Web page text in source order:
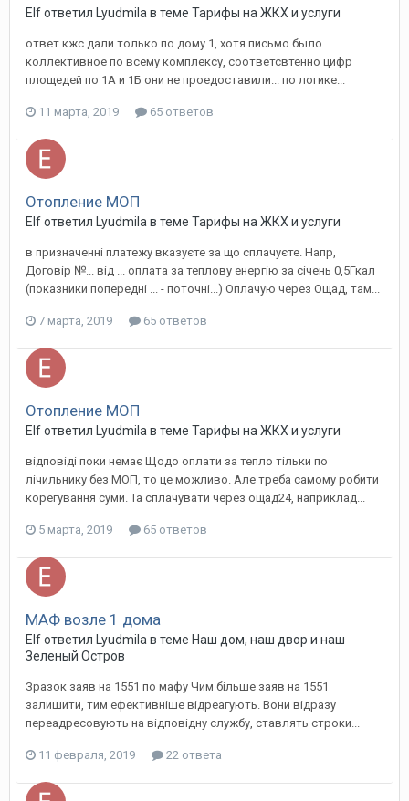
Elf ответил Lyudmila в теме Тарифы на ЖКХ и услуги
ответ кжс дали только по дому 1, хотя письмо было
коллективное по всему комплексу, соответсвтенно цифр
площедей по 1А и 1Б они не проедоставили... по логике...
11 марта, 2019 65 ответов
Отопление МОП
Elf ответил Lyudmila в теме Тарифы на ЖКХ и услуги
в призначенні платежу вказуєте за що сплачуєте. Напр,
Договір №... від ... оплата за теплову енергію за січень 0,5Гкал
(показники попередні ... - поточні...) Оплачую через Ощад, там...
7 марта, 2019 65 ответов
Отопление МОП
Elf ответил Lyudmila в теме Тарифы на ЖКХ и услуги
відповіді поки немає Щодо оплати за тепло тільки по
лічильнику без МОП, то це можливо. Але треба самому робити
корегування суми. Та сплачувати через ощад24, наприклад...
5 марта, 2019 65 ответов
МАФ возле 1 дома
Elf ответил Lyudmila в теме Наш дом, наш двор и наш
Зеленый Остров
Зразок заяв на 1551 по мафу Чим більше заяв на 1551
залишити, тим ефективніше відреагують. Вони відразу
переадресовують на відповідну службу, ставлять строки...
11 февраля, 2019 22 ответа